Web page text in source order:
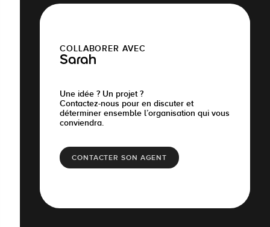
COLLABORER AVEC
Sarah
Une idée ? Un projet ?
Contactez-nous pour en discuter et
déterminer ensemble l’organisation qui vous
conviendra.
CONTACTER SON AGENT